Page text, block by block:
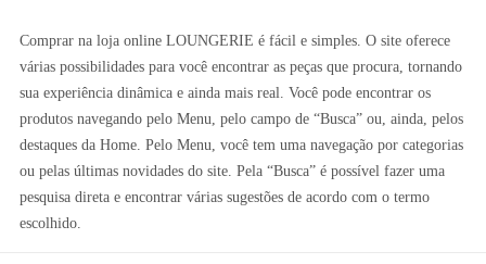
Comprar na loja online LOUNGERIE é fácil e simples. O site oferece
várias possibilidades para você encontrar as peças que procura, tornando
sua experiência dinâmica e ainda mais real. Você pode encontrar os
produtos navegando pelo Menu, pelo campo de “Busca” ou, ainda, pelos
destaques da Home. Pelo Menu, você tem uma navegação por categorias
ou pelas últimas novidades do site. Pela “Busca” é possível fazer uma
pesquisa direta e encontrar várias sugestões de acordo com o termo
escolhido.